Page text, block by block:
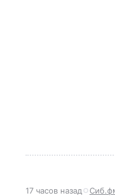
17 часов назад